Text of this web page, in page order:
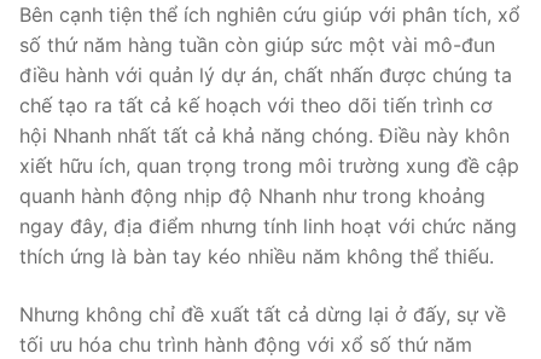
Bên cạnh tiện thể ích nghiên cứu giúp với phân tích, xổ
số thứ năm hàng tuần còn giúp sức một vài mô-đun
điều hành với quản lý dự án, chất nhấn được chúng ta
chế tạo ra tất cả kế hoạch với theo dõi tiến trình cơ
hội Nhanh nhất tất cả khả năng chóng. Điều này khôn
xiết hữu ích, quan trọng trong môi trường xung đề cập
quanh hành động nhịp độ Nhanh như trong khoảng
ngay đây, địa điểm nhưng tính linh hoạt với chức năng
thích ứng là bàn tay kéo nhiều năm không thể thiếu.
Nhưng không chỉ đề xuất tất cả dừng lại ở đấy, sự về
tối ưu hóa chu trình hành động với xổ số thứ năm